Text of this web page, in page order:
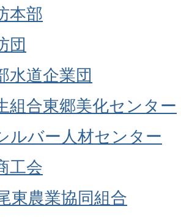
本部
団
水道企業団
組合東郷美化センター
ルバー人材センター
工会
東農業協同組合